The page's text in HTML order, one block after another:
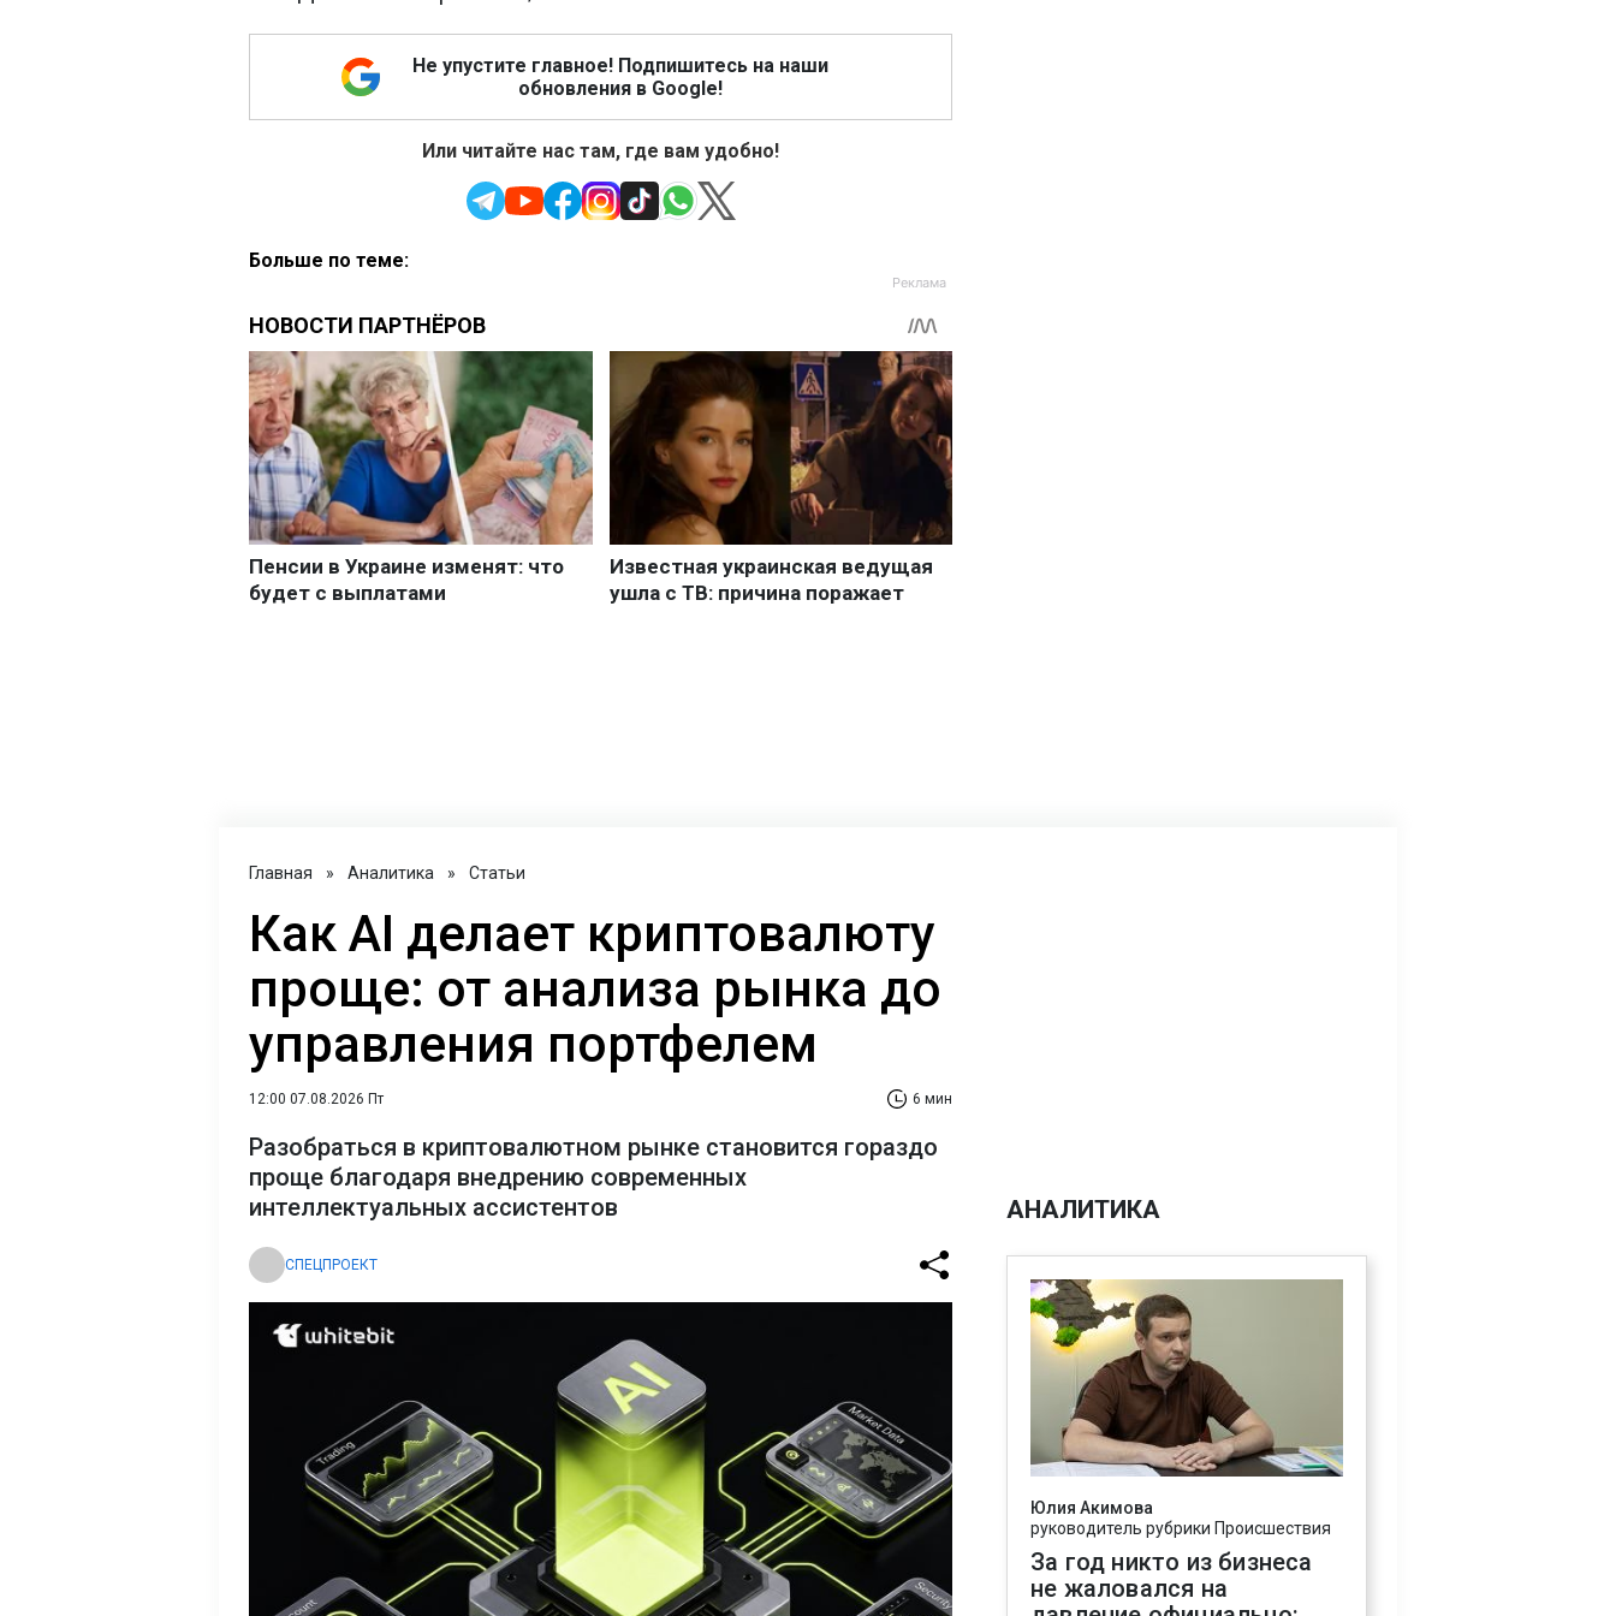
Не упустите главное! Подпишитесь на наши
обновления в Google!
Или читайте нас там, где вам удобно!
Больше по теме:
Главная » Аналитика » Статьи
Как AI делает криптовалюту
проще: от анализа рынка до
управления портфелем
12:00 07.08.2026 Пт 6 мин
Разобраться в криптовалютном рынке становится гораздо
проще благодаря внедрению современных
интеллектуальных ассистентов
СПЕЦПРОЕКТ
АНАЛИТИКА
Юлия Акимова
руководитель рубрики Происшествия
За год никто из бизнеса
не жаловался на